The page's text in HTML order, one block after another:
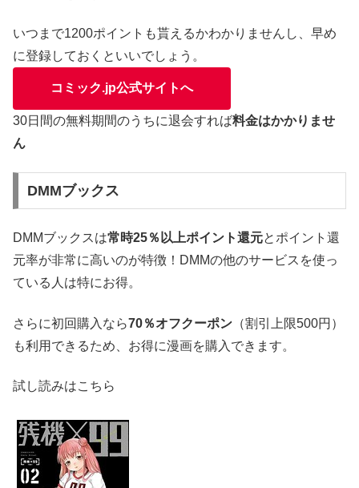
いつまで1200ポイントも貰えるかわかりませんし、早め
に登録しておくといいでしょう。
コミック.jp公式サイトへ
30日間の無料期間のうちに退会すれば料金はかかりませ
ん
DMMブックス
DMMブックスは常時25％以上ポイント還元とポイント還
元率が非常に高いのが特徴！DMMの他のサービスを使っ
ている人は特にお得。
さらに初回購入なら70％オフクーポン （割引上限500円）
も利用できるため、お得に漫画を購入できます。
試し読みはこちら